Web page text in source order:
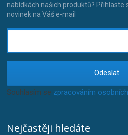
nabídkách našich produktů? Přihlaste
novinek na Váš e-mail
Odeslat
Souhlasím se zpracováním
Nejčastěji hledáte